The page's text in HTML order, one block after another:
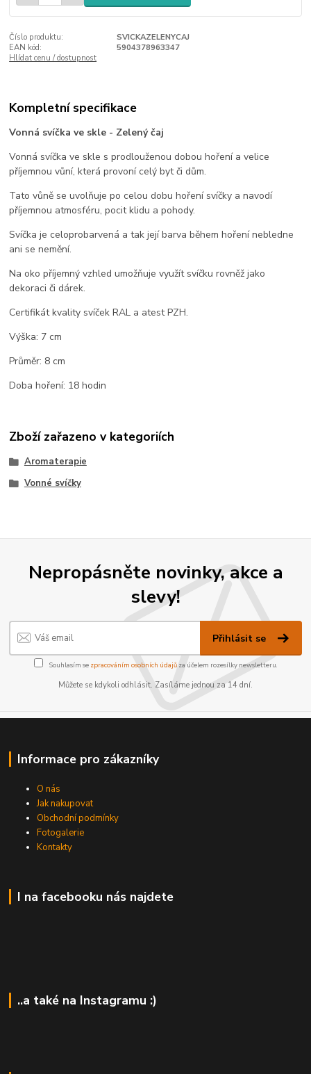
Číslo produktu:
SVICKAZELENYCAJ
EAN kód:
5904378963347
Hlídat cenu / dostupnost
Kompletní specifikace
Vonná svíčka ve skle - Zelený čaj
Vonná svíčka ve skle s prodlouženou dobou hoření a velice
příjemnou vůní, která provoní celý byt či dům.
Tato vůně se uvolňuje po celou dobu hoření svíčky a navodí
příjemnou atmosféru, pocit klidu a pohody.
Svíčka je celoprobarvená a tak její barva během hoření nebledne
ani se nemění.
Na oko příjemný vzhled umožňuje využít svíčku rovněž jako
dekoraci či dárek.
Certifikát kvality svíček RAL a atest PZH.
Výška: 7 cm
Průměr: 8 cm
Doba hoření: 18 hodin
Zboží zařazeno v kategoriích
Aromaterapie
Vonné svíčky
Nepropásněte novinky, akce a
slevy!
Přihlásit se
Souhlasím se zpracováním osobních údajůza účelem rozesílky newsletteru.
Můžete se kdykoli odhlásit. Zasíláme jednou za 14 dní.
Informace pro zákazníky
O nás
Jak nakupovat
Obchodní podmínky
Fotogalerie
Kontakty
I na facebooku nás najdete
..a také na Instagramu :)